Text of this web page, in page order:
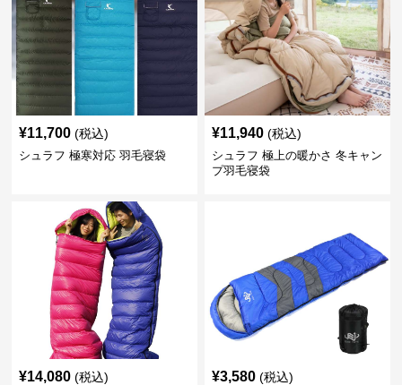
¥11,700 (税込)
シュラフ 極寒対応 羽毛寝袋
¥11,940 (税込)
シュラフ 極上の暖かさ 冬キャン
プ羽毛寝袋
¥14,080 (税込) ¥3,580 (税込)